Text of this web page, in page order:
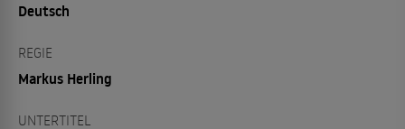
Deutsch
REGIE
Markus Herling
UNTERTITEL